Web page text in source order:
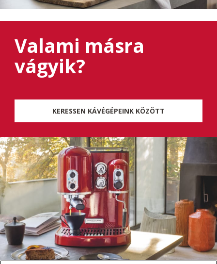
Valami másra
vágyik?
KERESSEN KÁVÉGÉPEINK KÖZÖTT